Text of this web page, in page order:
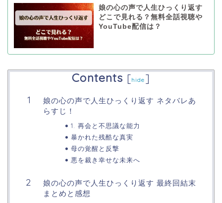
娘の心の声で人生ひっくり返す
どこで見れる？無料全話視聴や
YouTube配信は？
Contents [hide ]
娘の心の声で人生ひっくり返す ネタバレあ
らすじ！
1. 再会と不思議な能力
暴かれた残酷な真実
母の覚醒と反撃
悪を裁き幸せな未来へ
娘の心の声で人生ひっくり返す 最終回結末
まとめと感想